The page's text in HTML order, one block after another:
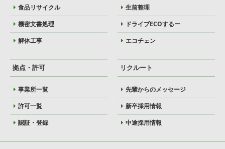
食品リサイクル
機密文書処理
解体工事
生前整理
ドライブECOするー
エコチェン
拠点・許可
事業所一覧
許可一覧
認証・登録
リクルート
先輩からのメッセージ
新卒採用情報
中途採用情報